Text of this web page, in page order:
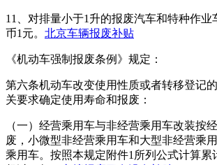
11、对排量小于1升的报废汽车和特种作业
币1元。 北京车辆报废补贴
《机动车强制报废条例》规定：
第六条机动车改变使用性质或者转移登记
关要求确定使用寿命和报废：
（一）经营乘用车与非经营乘用车改装按
废，小微型非经营乘用车和大型非经营乘
乘用车。按照本规定附件1所列公式计算累